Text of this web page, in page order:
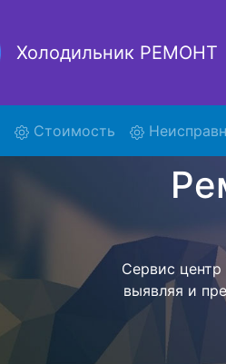
Холодильник РЕМОНТ
(current)Стоимость
Ремонт
поиски
предстоит
техника